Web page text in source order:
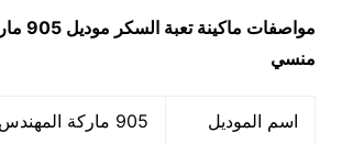
مواصفات ماكينة تعبة السكر
منسي
اسم الموديل 905 ماركة المهندس منسي